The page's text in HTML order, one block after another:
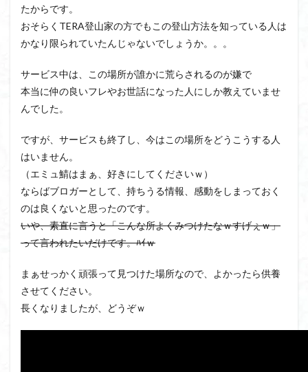
たからです。
おそらくTERA登山家の方でもこの登山方法を知っている人は
かなり限られていたんじゃないでしょうか。。。
サービス中は、この場所が誰かに荒らされるのが嫌で
本当に仲の良いフレやお世話になった人にしか教えていませ
んでした。
ですが、サービスも終了し、今はこの場所をどうこうする人
はいません。
（エミュ鯖はまぁ、好きにしてくださいｗ）
ならばブロガーとして、持ちうる情報、感動をしまっておく
のは良くないと思ったのです。
いや、素直に言うと「こんな所よくみつけたなｗすげぇｗ」
って言われたいだけです。ﾊｲｗ
まぁせっかく頑張って見つけた場所なので、よかったら供養
させてください。
長くなりましたが、どうぞｗ